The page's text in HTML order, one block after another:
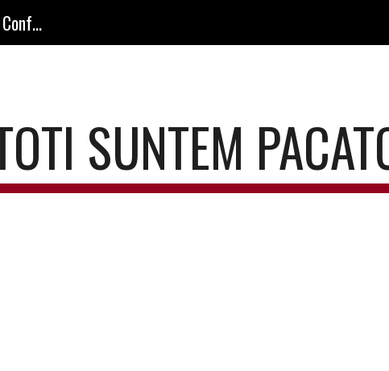
Skip to main content
Biserica Lutherană Confesională / The Confessional Lutheran Church
SUNTEM